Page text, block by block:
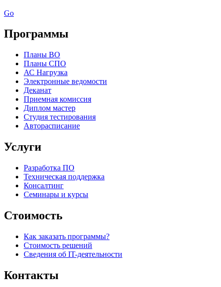
Go
Программы
Планы ВО
Планы СПО
АС Нагрузка
Электронные ведомости
Деканат
Приемная комиссия
Диплом мастер
Студия тестирования
Авторасписание
Услуги
Разработка ПО
Техническая поддержка
Консалтинг
Семинары и курсы
Стоимость
Как заказать программы?
Стоимость решений
Сведения об IT-деятельности
Контакты